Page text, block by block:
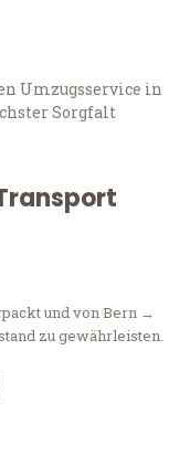
Umzugsservice in
Sorgfalt
und von Bern →
zu gewährleisten.